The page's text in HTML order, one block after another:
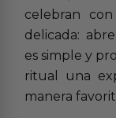
celebran
delicada:
es simple y
ritual una
manera